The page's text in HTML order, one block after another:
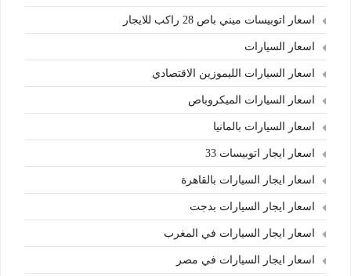
اسعار اتوبيسات ميني باص 28 راكب للايجار
اسعار السيارات
اسعار السيارات الليموزين الاقتصادي
اسعار السيارات الميكروباص
اسعار السيارات بالمانيا
اسعار ايجار اتوبيسات 33
اسعار ايجار السيارات بالقاهرة
اسعار ايجار السيارات بدجت
اسعار ايجار السيارات في المغرب
اسعار ايجار السيارات في مصر